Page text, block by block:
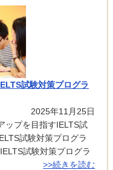
試験対策プログラ
2025年11月25日
ップを目指すIELTS試
試験対策プログラ
試験対策プログラ
>>続きを読む